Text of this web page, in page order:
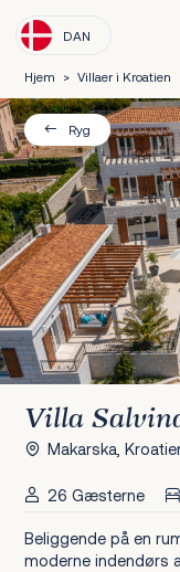
DAN
Hjem > Villaer i Kroatien
Ryg
Villa
Makarska,
26 Gæsterne
Beliggende på en
moderne indendørs